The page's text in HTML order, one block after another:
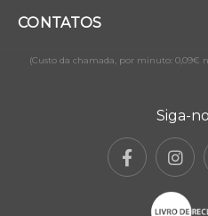
CONTATOS
(Custo da chamada, por minuto: 0,09€
Siga-